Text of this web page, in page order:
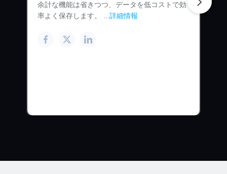
余計な機能は省きつつ、データを低コストで効
率よく保存します。 ... 詳細情報